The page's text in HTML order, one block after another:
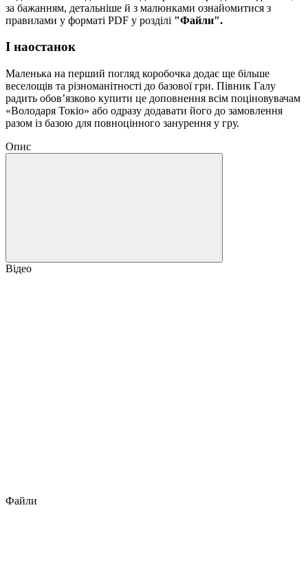
за бажанням, детальніше й з малюнками ознайомитися з
правилами у форматі PDF у розділі "Файли".
І наостанок
Маленька на перший погляд коробочка додає ще більше
веселощів та різноманітності до базової гри. Півник Галу
радить обовʼязково купити це доповнення всім поціновувачам
«Володаря Токіо» або одразу додавати його до замовлення
разом із базою для повноцінного занурення у гру.
Опис
Відео
Файли